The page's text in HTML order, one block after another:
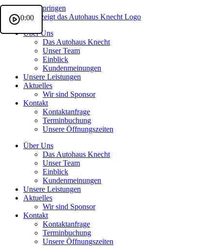
Zum Inhalt springen
Über Uns
Das Autohaus Knecht
Unser Team
Einblick
Kundenmeinungen
Unsere Leistungen
Aktuelles
Wir sind Sponsor
Kontakt
Kontaktanfrage
Terminbuchung
Unsere Öffnungszeiten
Über Uns
Das Autohaus Knecht
Unser Team
Einblick
Kundenmeinungen
Unsere Leistungen
Aktuelles
Wir sind Sponsor
Kontakt
Kontaktanfrage
Terminbuchung
Unsere Öffnungszeiten
0:00